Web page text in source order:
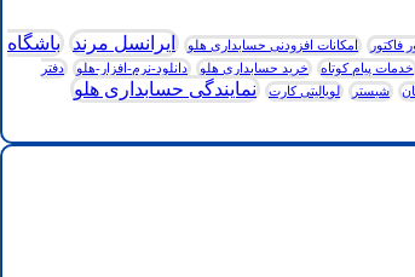
فاکتور امکانات افزودنی حسابداری هلو ایرانسل مرند باشگاه
خدمات پیام کوتاه خرید حسابداری هلو دانلود-نرم-افزار-هلو
دفتر
شبستر لویالیتی کارت نمایندگی حسابداری هلو